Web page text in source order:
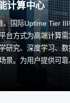
计算中心
、国际Uptime Tier III
台方式为高端计算
研究、深度学习、
景。为用户提供可